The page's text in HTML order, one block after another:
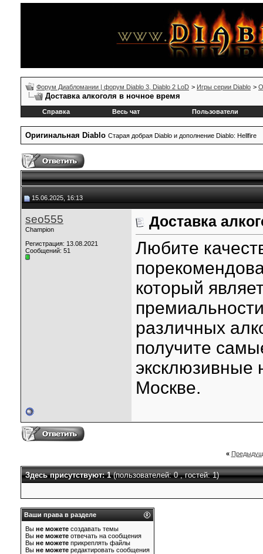
Форум Диабломании | форум Diablo 3, Diablo 2 LoD > Игры серии Diablo >
Доставка алкоголя в ночное время
Справка Весь чат Пользователи
Оригинальная Diablo Старая добрая Diablo и дополнение Diablo: Hellfire
15.06.2025, 16:13
seo555
Champion
Регистрация: 13.08.2021
Сообщений: 51
Доставка
Любите
который
различных
получите
эксклюзивные
Москве.
«
Здесь присутствуют: 1(пользователей: 0 , гостей: 1)
Ваши права в разделе
Вы не можете создавать темы
Вы не можете отвечать на сообщения
Вы не можете прикреплять файлы
Вы не можете редактировать сообщения